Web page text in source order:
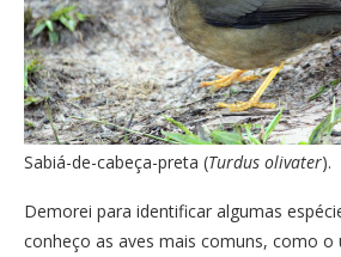
Sabiá-de-cabeça-preta (Turdus olivater).
Demorei para identificar algumas
conheço as aves mais comuns, como o